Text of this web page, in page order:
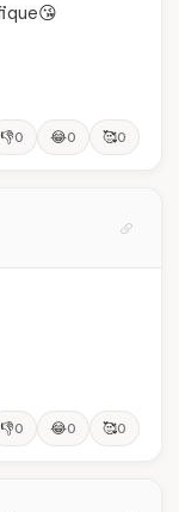
👎0 😂0 🥰0
👎0 😂0 🥰0